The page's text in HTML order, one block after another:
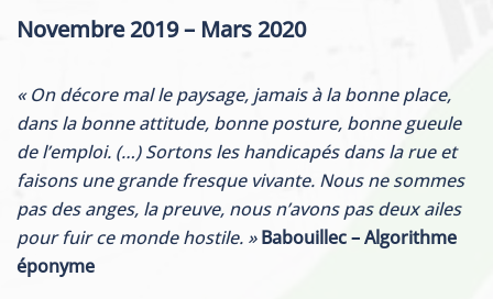
Novembre 2019 – Mars 2020
« On décore mal le paysage, jamais à la bonne place,
dans la bonne attitude, bonne posture, bonne gueule
de l’emploi. (…) Sortons les handicapés dans la rue et
faisons une grande fresque vivante. Nous ne sommes
pas des anges, la preuve, nous n’avons pas deux ailes
pour fuir ce monde hostile. » Babouillec – Algorithme
éponyme